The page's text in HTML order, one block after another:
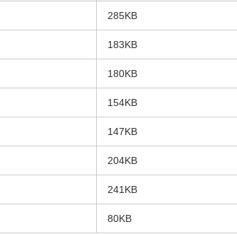
285KB
183KB
180KB
154KB
147KB
204KB
241KB
80KB